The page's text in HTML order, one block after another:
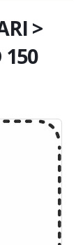
>
150